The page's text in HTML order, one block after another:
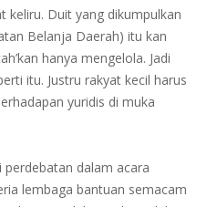
keliru. Duit yang dikumpulkan
Belanja Daerah) itu kan
hanya mengelola. Jadi
itu. Justru rakyat kecil harus
yuridis di muka
dalam acara
lembaga bantuan semacam